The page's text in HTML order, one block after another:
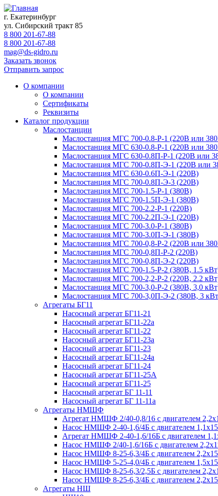
г. Екатеринбург
ул. Сибирский тракт 85
8 800 201-67-88
8 800 201-67-88
mag@ds-gidro.ru
Заказать звонок
Отправить запрос
О компании
О компании
Сертификаты
Реквизиты
Каталог продукции
Маслостанции
Маслостанция МГС 700-0.8-Р-1 (220В или
Маслостанция МГС 630-0.8-Р-1 (220В или
Маслостанция МГС 630-0.8П-Р-1 (220В или
Маслостанция МГС 700-0.8П-Э-1 (220В или
Маслостанция МГС 630-0.6П-Э-1 (220В)
Маслостанция МГС 700-0.8П-Э-3 (220В)
Маслостанция МГС 700-1.5-Р-1 (380В)
Маслостанция МГС 700-1.5П-Э-1 (380В)
Маслостанция МГС 700-2.2-Р-1 (220В)
Маслостанция МГС 700-2.2П-Э-1 (220В)
Маслостанция МГС 700-3.0-Р-1 (380В)
Маслостанция МГС 700-3.0П-Э-1 (380В)
Маслостанция МГС 700-0,8-Р-2 (220В или
Маслостанция МГС 700-0,8П-Р-2 (220В)
Маслостанция МГС 700-0,8П-Э-2 (220В)
Маслостанция МГС 700-1.5-Р-2 (380В, 1.5
Маслостанция МГС 700-2,2-Р-2 (220В, 2.2
Маслостанция МГС 700-3,0-Р-2 (380В, 3,0
Маслостанция МГС 700-3,0П-Э-2 (380В, 3
Агрегаты БГ11
Насосный агрегат БГ11-21
Насосный агрегат БГ11-22а
Насосный агрегат БГ11-22
Насосный агрегат БГ11-23а
Насосный агрегат БГ11-23
Насосный агрегат БГ11-24а
Насосный агрегат БГ11-24
Насосный агрегат БГ11-25А
Насосный агрегат БГ11-25
Насосный агрегат БГ 11-11
Насосный агрегат БГ 11-11а
Агрегаты НМШФ
Агрегат НМШФ 2/40-0,8/16 с двигателем
Насос НМШФ 2-40-1,6/4Б с двигателем
Агрегат НМШФ 2-40-1,6/16Б с двигателем
Насос НМШФ 2/40-1,6/16Б с двигателем
Насос НМШФ 8-25-6,3/4Б с двигателем
Насос НМШФ 5-25-4,0/4Б с двигателем
Насос НМШФ 8-25-6,3/2,5Б с двигателем
Насос НМШФ 8-25-6,3/4Б с двигателем
Агрегаты НШ